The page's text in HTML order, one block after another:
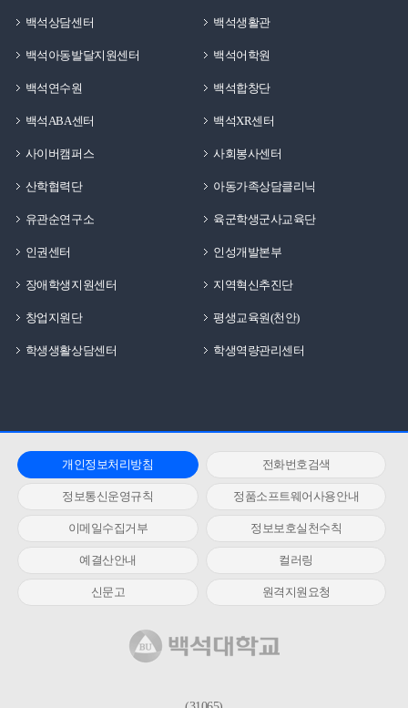
백석상담센터 백석생활관
백석아동발달지원센터 백석어학원
백석연수원 백석합창단
백석ABA센터 백석XR센터
사이버캠퍼스 사회봉사센터
산학협력단 아동가족상담클리닉
유관순연구소 육군학생군사교육단
인권센터 인성개발본부
장애학생지원센터 지역혁신추진단
창업지원단 평생교육원(천안)
학생생활상담센터 학생역량관리센터
개인정보처리방침 전화번호검색
정보통신운영규칙 정품소프트웨어사용안내
이메일수집거부 정보보호실천수칙
예결산안내 컬러링
신문고 원격지원요청